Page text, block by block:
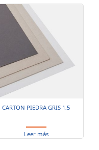
CARTON PIEDRA GRIS 1,5
Leer más